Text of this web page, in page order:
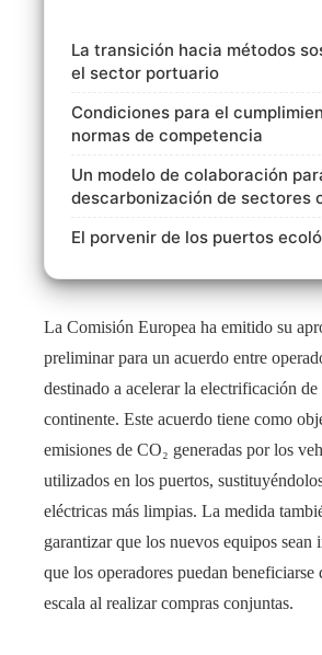
La transición hacia métodos
el sector portuario
Condiciones para el
normas de competencia
Un modelo de colaboración
descarbonización de sectores
El porvenir de los puertos
La Comisión Europea ha emitido su
preliminar para un acuerdo entre
destinado a acelerar la electrificación
continente. Este acuerdo tiene como
emisiones de CO₂ generadas por los
utilizados en los puertos,
eléctricas más limpias. La medida
garantizar que los nuevos equipos sean
que los operadores puedan beneficiarse
escala al realizar compras conjuntas.